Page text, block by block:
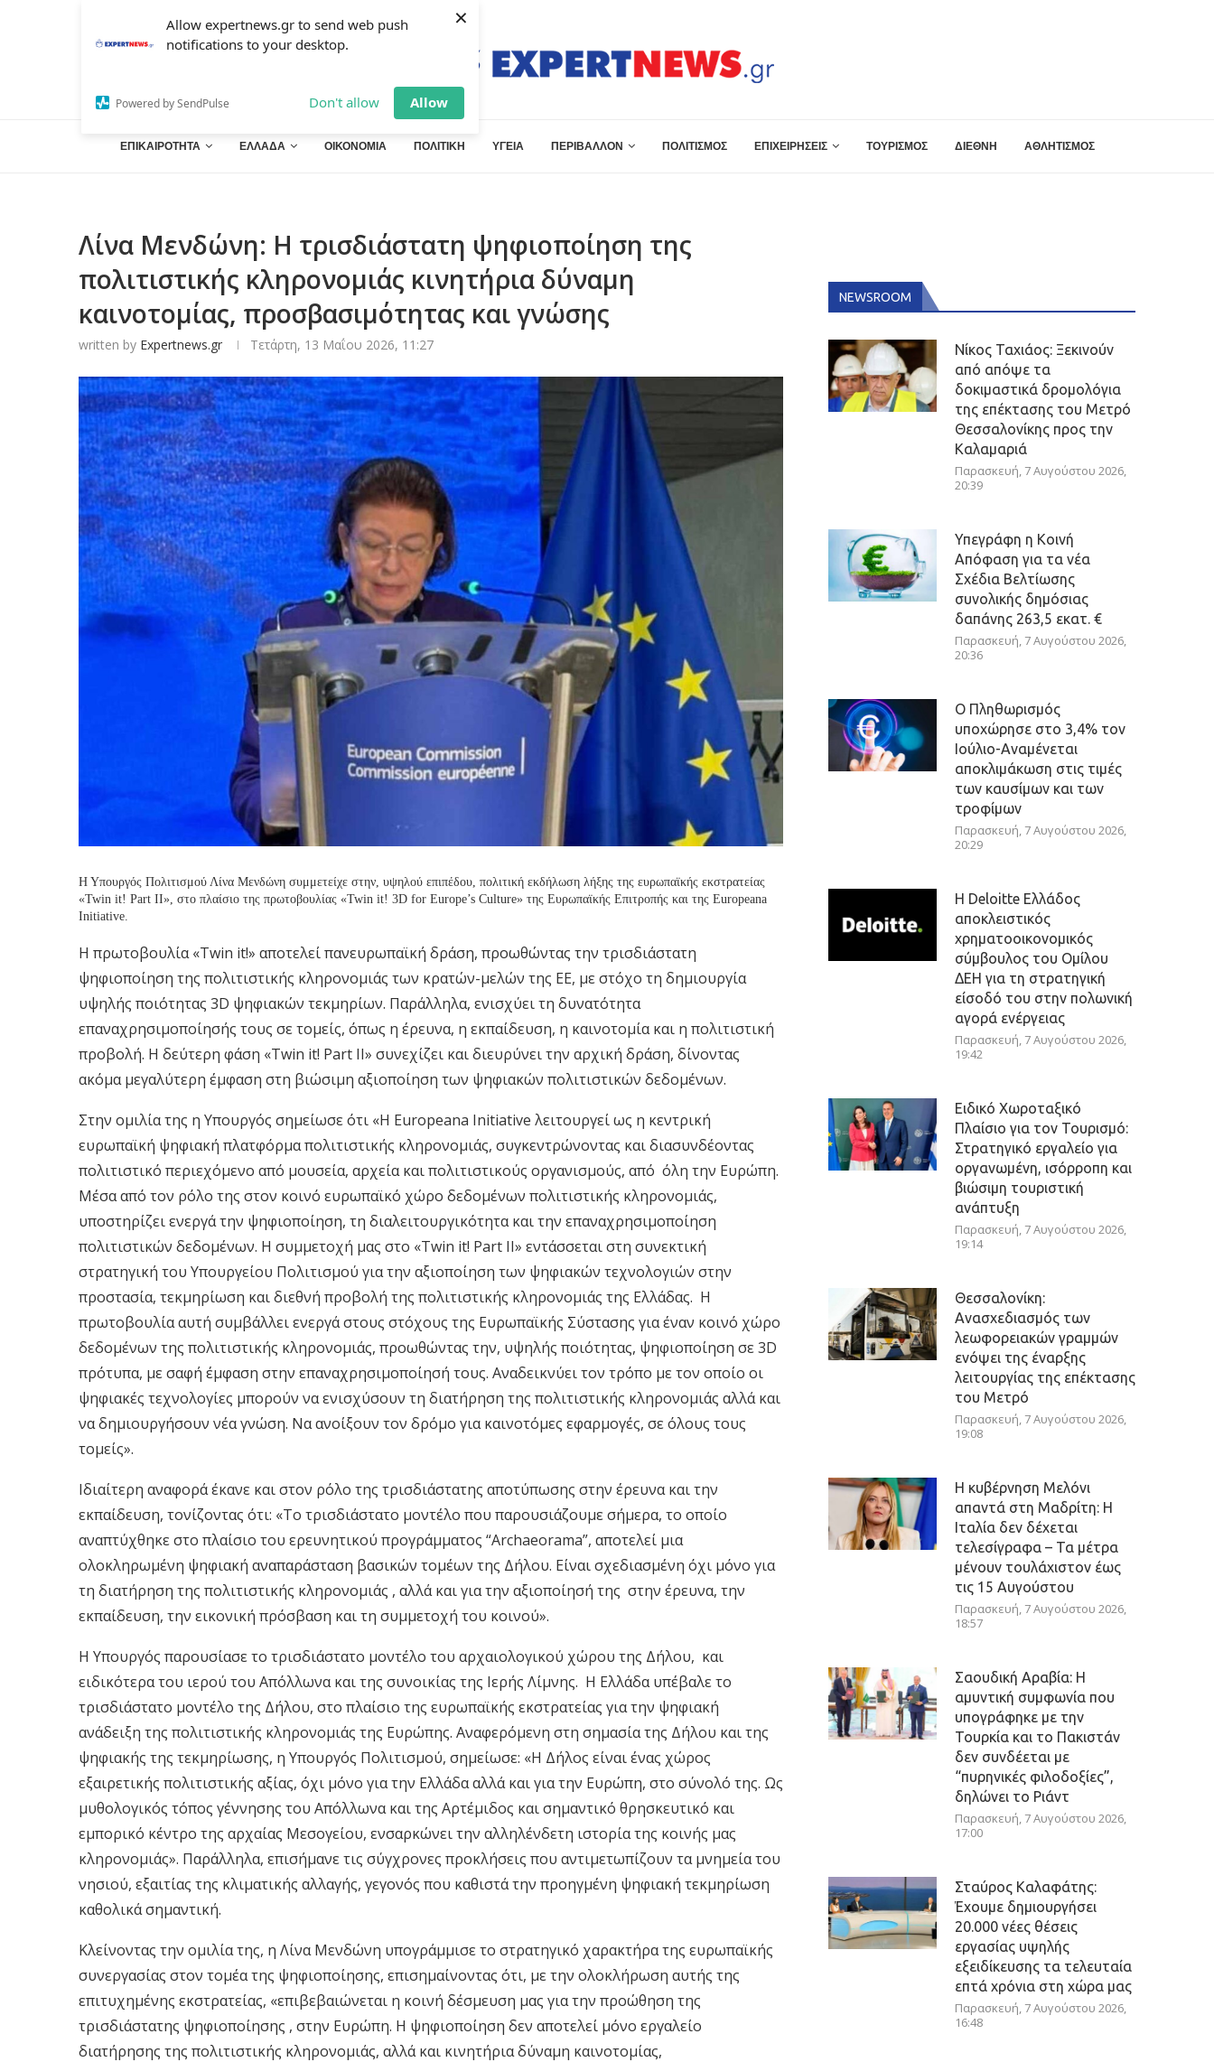
Allow expertnews.gr to send web push
notifications to your desktop.
Powered by SendPulse Don't allow Allow
×
ΕΠΙΚΑΙΡΟΤΗΤΑ ΕΛΛΑΔΑ ΟΙΚΟΝΟΜΙΑ ΠΟΛΙΤΙΚΗ ΥΓΕΙΑ ΠΕΡΙΒΑΛΛΟΝ ΠΟΛΙΤΙΣΜΟΣ ΕΠΙΧΕΙΡΗΣΕΙΣ ΤΟΥΡΙΣΜΟΣ ΔΙΕΘΝΗ ΑΘΛΗΤΙΣΜΟΣ
Λίνα Μενδώνη: Η τρισδιάστατη ψηφιοποίηση της
πολιτιστικής κληρονομιάς κινητήρια δύναμη
καινοτομίας, προσβασιμότητας και γνώσης
written by Expertnews.gr Τετάρτη, 13 Μαΐου 2026, 11:27
Η Υπουργός Πολιτισμού Λίνα Μενδώνη συμμετείχε στην, υψηλού επιπέδου, πολιτική εκδήλωση λήξης της ευρωπαϊκής εκστρατείας
«Twin it! Part II», στο πλαίσιο της πρωτοβουλίας «Twin it! 3D for Europe’s Culture» της Ευρωπαϊκής Επιτροπής και της Europeana
Initiative.
Η πρωτοβουλία «Twin it!» αποτελεί πανευρωπαϊκή δράση, προωθώντας την τρισδιάστατη
ψηφιοποίηση της πολιτιστικής κληρονομιάς των κρατών-μελών της ΕΕ, με στόχο τη δημιουργία
υψηλής ποιότητας 3D ψηφιακών τεκμηρίων. Παράλληλα, ενισχύει τη δυνατότητα
επαναχρησιμοποίησής τους σε τομείς, όπως η έρευνα, η εκπαίδευση, η καινοτομία και η πολιτιστική
προβολή. Η δεύτερη φάση «Twin it! Part II» συνεχίζει και διευρύνει την αρχική δράση, δίνοντας
ακόμα μεγαλύτερη έμφαση στη βιώσιμη αξιοποίηση των ψηφιακών πολιτιστικών δεδομένων.
Στην ομιλία της η Υπουργός σημείωσε ότι «Η Europeana Initiative λειτουργεί ως η κεντρική
ευρωπαϊκή ψηφιακή πλατφόρμα πολιτιστικής κληρονομιάς, συγκεντρώνοντας και διασυνδέοντας
πολιτιστικό περιεχόμενο από μουσεία, αρχεία και πολιτιστικούς οργανισμούς, από όλη την Ευρώπη.
Μέσα από τον ρόλο της στον κοινό ευρωπαϊκό χώρο δεδομένων πολιτιστικής κληρονομιάς,
υποστηρίζει ενεργά την ψηφιοποίηση, τη διαλειτουργικότητα και την επαναχρησιμοποίηση
πολιτιστικών δεδομένων. Η συμμετοχή μας στο «Twin it! Part II» εντάσσεται στη συνεκτική
στρατηγική του Υπουργείου Πολιτισμού για την αξιοποίηση των ψηφιακών τεχνολογιών στην
προστασία, τεκμηρίωση και διεθνή προβολή της πολιτιστικής κληρονομιάς της Ελλάδας. Η
πρωτοβουλία αυτή συμβάλλει ενεργά στους στόχους της Ευρωπαϊκής Σύστασης για έναν κοινό χώρο
δεδομένων της πολιτιστικής κληρονομιάς, προωθώντας την, υψηλής ποιότητας, ψηφιοποίηση σε 3D
πρότυπα, με σαφή έμφαση στην επαναχρησιμοποίησή τους. Αναδεικνύει τον τρόπο με τον οποίο οι
ψηφιακές τεχνολογίες μπορούν να ενισχύσουν τη διατήρηση της πολιτιστικής κληρονομιάς αλλά και
να δημιουργήσουν νέα γνώση. Να ανοίξουν τον δρόμο για καινοτόμες εφαρμογές, σε όλους τους
τομείς».
Ιδιαίτερη αναφορά έκανε και στον ρόλο της τρισδιάστατης αποτύπωσης στην έρευνα και την
εκπαίδευση, τονίζοντας ότι: «Το τρισδιάστατο μοντέλο που παρουσιάζουμε σήμερα, το οποίο
αναπτύχθηκε στο πλαίσιο του ερευνητικού προγράμματος “Archaeorama”, αποτελεί μια
ολοκληρωμένη ψηφιακή αναπαράσταση βασικών τομέων της Δήλου. Είναι σχεδιασμένη όχι μόνο για
τη διατήρηση της πολιτιστικής κληρονομιάς , αλλά και για την αξιοποίησή της στην έρευνα, την
εκπαίδευση, την εικονική πρόσβαση και τη συμμετοχή του κοινού».
Η Υπουργός παρουσίασε το τρισδιάστατο μοντέλο του αρχαιολογικού χώρου της Δήλου, και
ειδικότερα του ιερού του Απόλλωνα και της συνοικίας της Ιερής Λίμνης. Η Ελλάδα υπέβαλε το
τρισδιάστατο μοντέλο της Δήλου, στο πλαίσιο της ευρωπαϊκής εκστρατείας για την ψηφιακή
ανάδειξη της πολιτιστικής κληρονομιάς της Ευρώπης. Αναφερόμενη στη σημασία της Δήλου και της
ψηφιακής της τεκμηρίωσης, η Υπουργός Πολιτισμού, σημείωσε: «Η Δήλος είναι ένας χώρος
εξαιρετικής πολιτιστικής αξίας, όχι μόνο για την Ελλάδα αλλά και για την Ευρώπη, στο σύνολό της. Ως
μυθολογικός τόπος γέννησης του Απόλλωνα και της Αρτέμιδος και σημαντικό θρησκευτικό και
εμπορικό κέντρο της αρχαίας Μεσογείου, ενσαρκώνει την αλληλένδετη ιστορία της κοινής μας
κληρονομιάς». Παράλληλα, επισήμανε τις σύγχρονες προκλήσεις που αντιμετωπίζουν τα μνημεία του
νησιού, εξαιτίας της κλιματικής αλλαγής, γεγονός που καθιστά την προηγμένη ψηφιακή τεκμηρίωση
καθολικά σημαντική.
Κλείνοντας την ομιλία της, η Λίνα Μενδώνη υπογράμμισε το στρατηγικό χαρακτήρα της ευρωπαϊκής
συνεργασίας στον τομέα της ψηφιοποίησης, επισημαίνοντας ότι, με την ολοκλήρωση αυτής της
επιτυχημένης εκστρατείας, «επιβεβαιώνεται η κοινή δέσμευση μας για την προώθηση της
τρισδιάστατης ψηφιοποίησης , στην Ευρώπη. Η ψηφιοποίηση δεν αποτελεί μόνο εργαλείο
διατήρησης της πολιτιστικής κληρονομιάς, αλλά και κινητήρια δύναμη καινοτομίας,
NEWSROOM
Νίκος Ταχιάος: Ξεκινούν
από απόψε τα
δοκιμαστικά δρομολόγια
της επέκτασης του Μετρό
Θεσσαλονίκης προς την
Καλαμαριά
Παρασκευή, 7 Αυγούστου 2026,
20:39
Υπεγράφη η Κοινή
Απόφαση για τα νέα
Σχέδια Βελτίωσης
συνολικής δημόσιας
δαπάνης 263,5 εκατ. €
Παρασκευή, 7 Αυγούστου 2026,
20:36
Ο Πληθωρισμός
υποχώρησε στο 3,4% τον
Ιούλιο-Αναμένεται
αποκλιμάκωση στις τιμές
των καυσίμων και των
τροφίμων
Παρασκευή, 7 Αυγούστου 2026,
20:29
Η Deloitte Ελλάδος
αποκλειστικός
χρηματοοικονομικός
σύμβουλος του Ομίλου
ΔΕΗ για τη στρατηγική
είσοδό του στην πολωνική
αγορά ενέργειας
Παρασκευή, 7 Αυγούστου 2026,
19:42
Ειδικό Χωροταξικό
Πλαίσιο για τον Τουρισμό:
Στρατηγικό εργαλείο για
οργανωμένη, ισόρροπη και
βιώσιμη τουριστική
ανάπτυξη
Παρασκευή, 7 Αυγούστου 2026,
19:14
Θεσσαλονίκη:
Ανασχεδιασμός των
λεωφορειακών γραμμών
ενόψει της έναρξης
λειτουργίας της επέκτασης
του Μετρό
Παρασκευή, 7 Αυγούστου 2026,
19:08
Η κυβέρνηση Μελόνι
απαντά στη Μαδρίτη: Η
Ιταλία δεν δέχεται
τελεσίγραφα – Τα μέτρα
μένουν τουλάχιστον έως
τις 15 Αυγούστου
Παρασκευή, 7 Αυγούστου 2026,
18:57
Σαουδική Αραβία: Η
αμυντική συμφωνία που
υπογράφηκε με την
Τουρκία και το Πακιστάν
δεν συνδέεται με
“πυρηνικές φιλοδοξίες”,
δηλώνει το Ριάντ
Παρασκευή, 7 Αυγούστου 2026,
17:00
Σταύρος Καλαφάτης:
Έχουμε δημιουργήσει
20.000 νέες θέσεις
εργασίας υψηλής
εξειδίκευσης τα τελευταία
επτά χρόνια στη χώρα μας
Παρασκευή, 7 Αυγούστου 2026,
16:48